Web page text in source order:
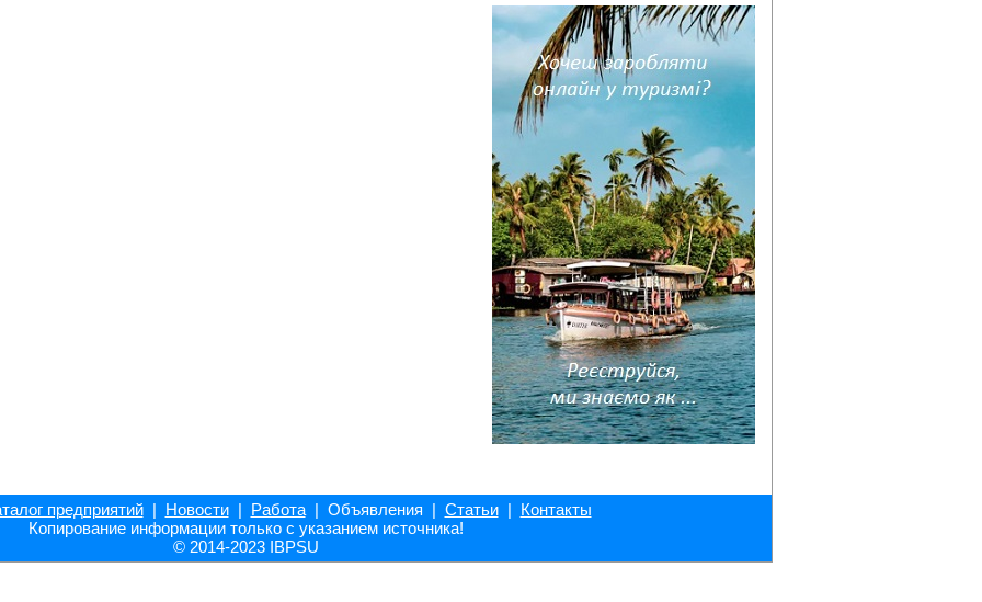
предприятий| Новости| Работа| Объявления | Статьи| Контакты
Копирование информации только с указанием источника!
© 2014-2023 IBPSU